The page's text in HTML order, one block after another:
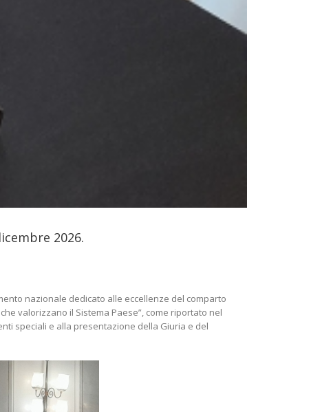
2026.
nazionale dedicato alle eccellenze del comparto
valorizzano il Sistema Paese”, come riportato nel
speciali e alla presentazione della Giuria e del